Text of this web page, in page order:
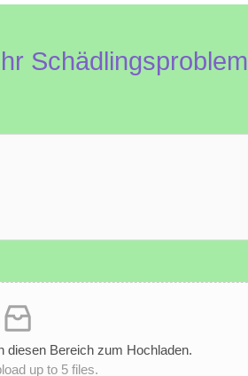
Schädlingsproblem
diesen Bereich zum Hochladen.
up to 5 files.